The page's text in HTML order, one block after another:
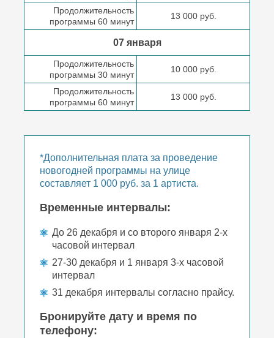
Продолжительность
программы 60 минут
13 000 руб.
07 января
Продолжительность
программы 30 минут
10 000 руб.
Продолжительность
программы 60 минут
13 000 руб.
*Дополнительная плата за проведение
новогодней программы на улице
составляет 1 000 руб. за 1 артиста.
Временные интервалы:
До 26 декабря и со второго января 2-х
часовой интервал
27-30 декабря и 1 января 3-х часовой
интервал
31 декабря интервалы согласно прайсу.
Бронируйте дату и время по
телефону: